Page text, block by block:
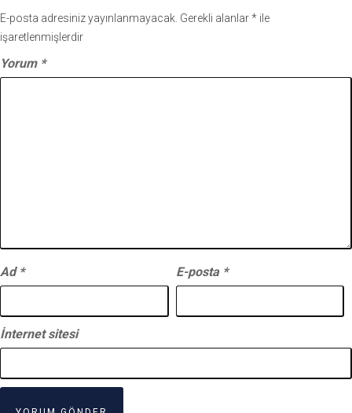
E-posta adresiniz yayınlanmayacak. Gerekli alanlar* ile
işaretlenmişlerdir
Yorum *
Ad * E-posta *
İnternet sitesi